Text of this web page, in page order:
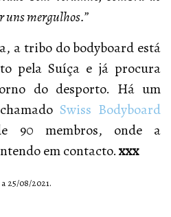
uns mergulhos.”
a tribo do bodyboard está
pela Suíça e já procura
do desporto. Há um
Swiss Bodyboard
90 membros, onde a
em contacto.xxx
25/08/2021.